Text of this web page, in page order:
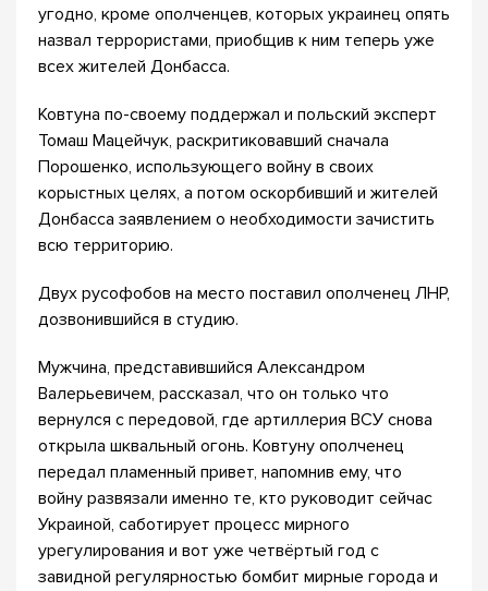
угодно, кроме ополченцев, которых украинец опять
назвал террористами, приобщив к ним теперь уже
всех жителей Донбасса.
Ковтуна по-своему поддержал и польский эксперт
Томаш Мацейчук, раскритиковавший сначала
Порошенко, использующего войну в своих
корыстных целях, а потом оскорбивший и жителей
Донбасса заявлением о необходимости зачистить
всю территорию.
Двух русофобов на место поставил ополченец ЛНР,
дозвонившийся в студию.
Мужчина, представившийся Александром
Валерьевичем, рассказал, что он только что
вернулся с передовой, где артиллерия ВСУ снова
открыла шквальный огонь. Ковтуну ополченец
передал пламенный привет, напомнив ему, что
войну развязали именно те, кто руководит сейчас
Украиной, саботирует процесс мирного
урегулирования и вот уже четвёртый год с
завидной регулярностью бомбит мирные города и